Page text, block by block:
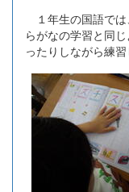
１年生の国語では
らがなの学習と同
ったりしながら練習